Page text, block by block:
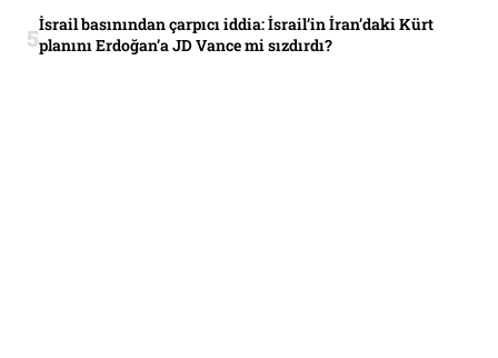
İsrail basınından çarpıcı iddia: İsrail’in İran’daki Kürt
planını Erdoğan’a JD Vance mi sızdırdı?